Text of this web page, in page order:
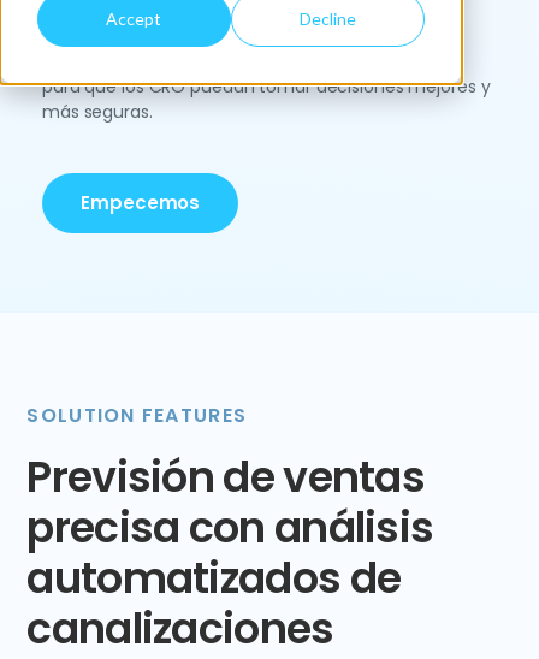
Accept Decline
Establezca previsiones coherentes, habilite la
para que los CRO puedan tomar decisiones mejores y
más seguras.
Empecemos
SOLUTION FEATURES
Previsión de ventas
precisa con análisis
automatizados de
canalizaciones